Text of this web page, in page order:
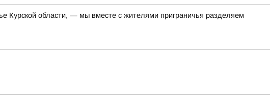
Курской области, — мы вместе с жителями приграничья разделяем